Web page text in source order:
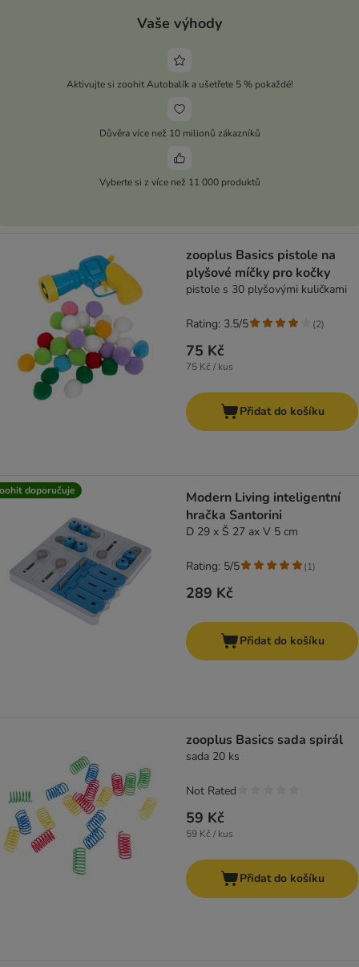
Vaše výhody
Aktivujte si zoohit Autobalík a ušetřete 5 % pokaždé!
Důvěra více než 10 milionů zákazníků
Vyberte si z více než 11 000 produktů
zooplus Basics pistole na
plyšové míčky pro kočky
pistole s 30 plyšovými kuličkami
75 Kč
75 Kč / kus
Rating: 3.5/5 (2)
Přidat do košíku
doporučuje
Modern Living inteligentní
hračka Santorini
D 29 x Š 27 ax V 5 cm
289 Kč
Rating: 5/5 (1)
Přidat do košíku
zooplus Basics sada spirál
sada 20 ks
59 Kč
59 Kč / kus
Not Rated
Přidat do košíku